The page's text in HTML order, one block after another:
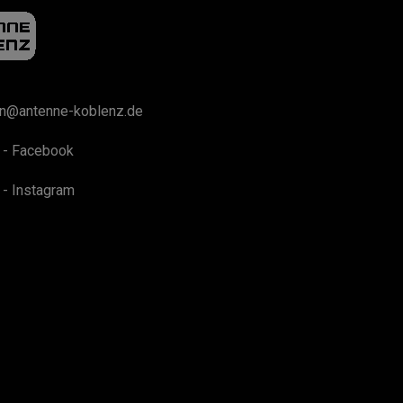
koblenz.de
Facebook
Instagram